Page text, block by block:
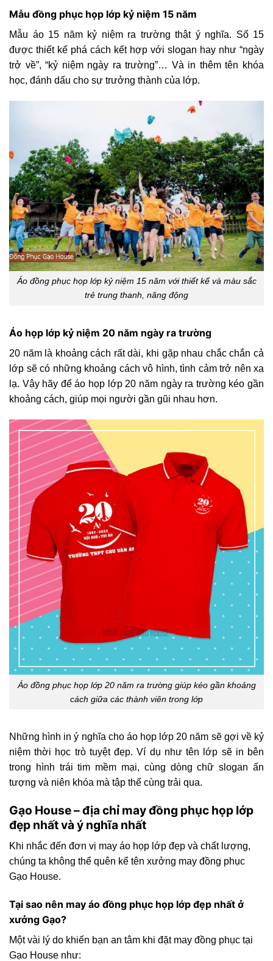
Mẫu đồng phục họp lớp kỷ niệm 15 năm
Mẫu áo 15 năm kỷ niệm ra trường thật ý nghĩa. Số 15
được thiết kế phá cách kết hợp với slogan hay như “ngày
trở về”, “kỷ niệm ngày ra trường”… Và in thêm tên khóa
học, đánh dấu cho sự trưởng thành của lớp.
Áo đồng phục họp lớp kỷ niệm 15 năm với thiết kế và màu sắc
trẻ trung thanh, năng động
Áo họp lớp kỷ niệm 20 năm ngày ra trường
20 năm là khoảng cách rất dài, khi gặp nhau chắc chắn cả
lớp sẽ có những khoảng cách vô hình, tình cảm trở nên xa
lạ. Vậy hãy để áo họp lớp 20 năm ngày ra trường kéo gần
khoảng cách, giúp mọi người gần gũi nhau hơn.
Áo đồng phục họp lớp 20 năm ra trường giúp kéo gần khoảng
cách giữa các thành viên trong lớp
Những hình in ý nghĩa cho áo họp lớp 20 năm sẽ gợi về kỷ
niệm thời học trò tuyệt đẹp. Ví dụ như tên lớp sẽ in bên
trong hình trái tim mềm mại, cùng dòng chữ slogan ấn
tượng và niên khóa mà tập thể cùng trải qua.
Gạo House – địa chỉ may đồng phục họp lớp
đẹp nhất và ý nghĩa nhất
Khi nhắc đến đơn vị may áo họp lớp đẹp và chất lượng,
chúng ta không thể quên kể tên xưởng may đồng phục
Gạo House.
Tại sao nên may áo đồng phục họp lớp đẹp nhất ở
xưởng Gạo?
Một vài lý do khiến bạn an tâm khi đặt may đồng phục tại
Gạo House như: